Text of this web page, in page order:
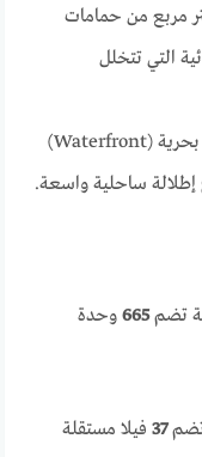
مربع من حمامات
التي تتخلل
يتمتع المشروع بواجهة بحرية (Waterfront)
إطلالة ساحلية واسعة.
تضم665 وحدة
37 فيلا مستقلة